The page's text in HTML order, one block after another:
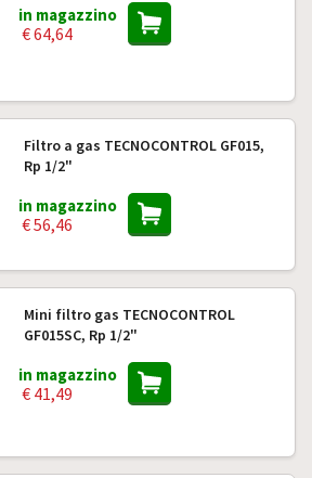
in magazzino
€ 64,64
Filtro a gas TECNOCONTROL GF015,
Rp 1/2"
in magazzino
€ 56,46
Mini filtro gas TECNOCONTROL
GF015SC, Rp 1/2"
in magazzino
€ 41,49